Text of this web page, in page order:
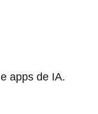
apps de IA.